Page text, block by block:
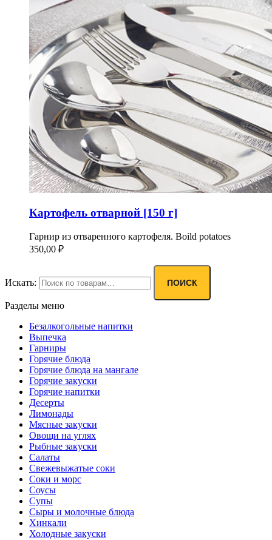
Картофель отварной [150 г]
Гарнир из отваренного картофеля. Boild potatoes
350,00 ₽
Искать: ПОИСК
Разделы меню
Безалкогольные напитки
Выпечка
Гарниры
Горячие блюда
Горячие блюда на мангале
Горячие закуски
Горячие напитки
Десерты
Лимонады
Мясные закуски
Овощи на углях
Рыбные закуски
Салаты
Свежевыжатые соки
Соки и морс
Соусы
Супы
Сыры и молочные блюда
Хинкали
Холодные закуски